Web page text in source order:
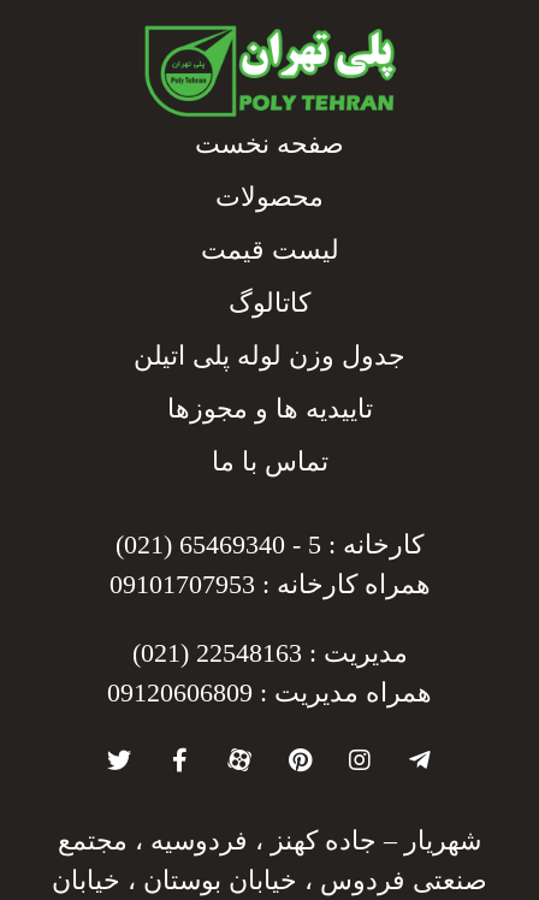
صفحه نخست
محصولات
لیست قیمت
کاتالوگ
جدول وزن لوله پلی اتیلن
تاییدیه ها و مجوزها
تماس با ما
کارخانه : 5 - 65469340 (021)
همراه کارخانه : 09101707953
مدیریت : 22548163 (021)
همراه مدیریت : 09120606809
شهریار – جاده کهنز ، فردوسیه ، مجتمع
صنعتی فردوس ، خیابان بوستان ، خیابان